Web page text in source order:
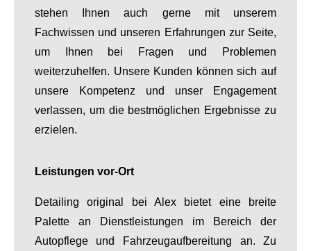
stehen Ihnen auch gerne mit unserem
Fachwissen und unseren Erfahrungen zur Seite,
um Ihnen bei Fragen und Problemen
weiterzuhelfen. Unsere Kunden können sich auf
unsere Kompetenz und unser Engagement
verlassen, um die bestmöglichen Ergebnisse zu
erzielen.
Leistungen vor-Ort
Detailing original bei Alex bietet eine breite
Palette an Dienstleistungen im Bereich der
Autopflege und Fahrzeugaufbereitung an. Zu